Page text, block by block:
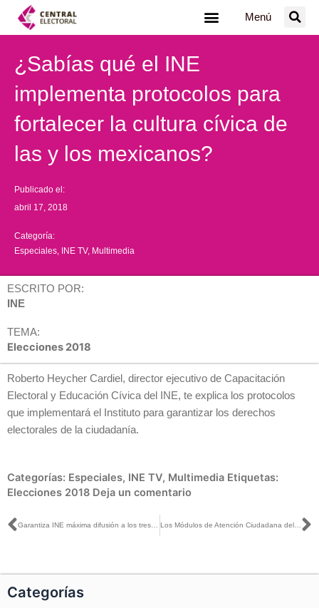
Menú
¿Sabías qué el INE
implementa protocolos para
fortalecer la cultura cívica de
las y los mexicanos?
Publicado el:
abril 17, 2018
Categoría:
Especiales INE TV, Multimedia
ESCRITO POR:
INE
TEMA:
Elecciones 2018
Roberto Heycher Cardiel, director ejecutivo de Capacitación
Electoral y Educación Cívica del INE, te explica los protocolos
que implementará el Instituto para garantizar los derechos
electorales de la ciudadanía.
Categorías: Especiales, INE TV, Multimedia Etiquetas:
Elecciones 2018 Deja un comentario
Ant Los Módulos de Atención Ciudadana del INE garantizan el acceso a sus servicios a toda la ciudadanía
Categorías